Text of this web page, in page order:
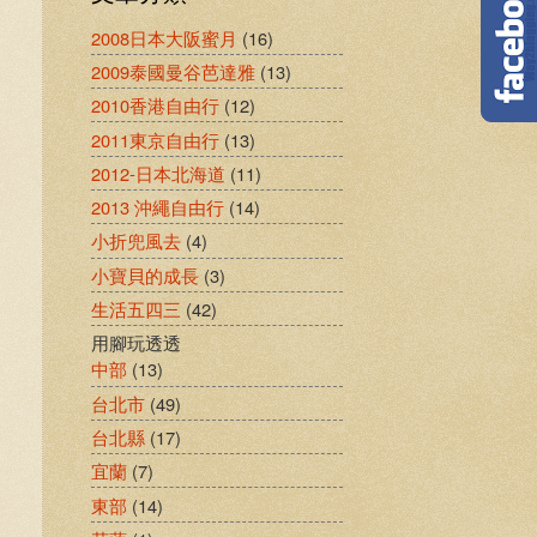
2008日本大阪蜜月 (16)
2009泰國曼谷芭達雅 (13)
2010香港自由行 (12)
2011東京自由行 (13)
2012-日本北海道 (11)
2013 沖繩自由行 (14)
小折兜風去 (4)
小寶貝的成長 (3)
生活五四三 (42)
用腳玩透透
中部 (13)
台北市 (49)
台北縣 (17)
宜蘭 (7)
東部 (14)